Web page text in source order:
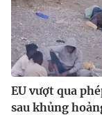
thông tin từ
EU vượt qua
sau khủng